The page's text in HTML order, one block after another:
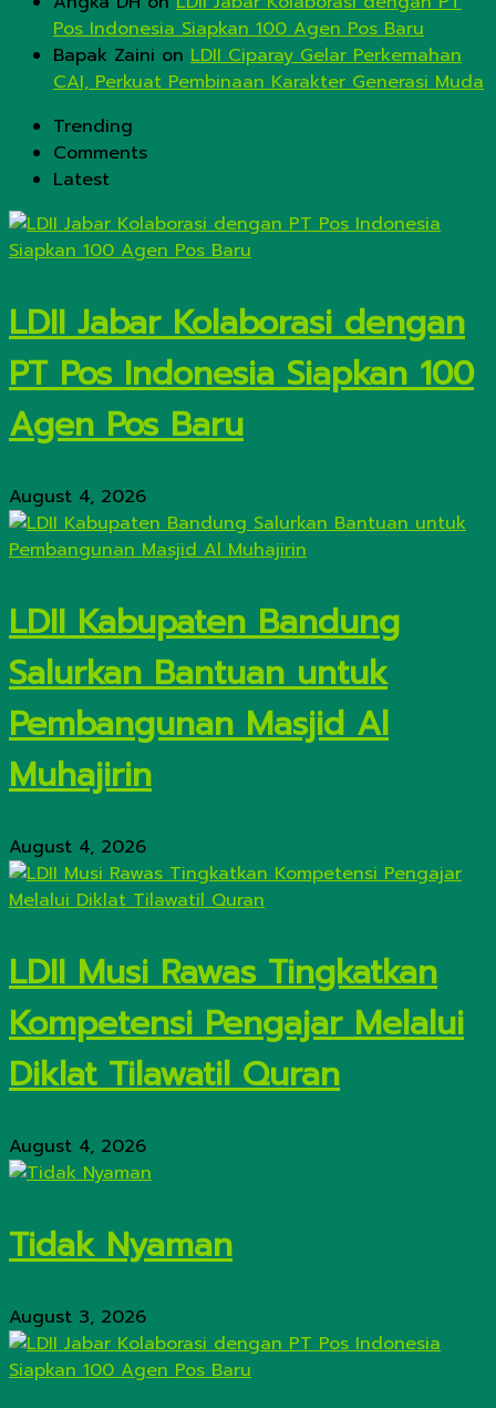
Pos Indonesia Siapkan 100 Agen Pos Baru
Bapak Zaini on LDII Ciparay Gelar Perkemahan
CAI, Perkuat Pembinaan Karakter Generasi Muda
Trending
Comments
Latest
LDII Jabar Kolaborasi dengan
PT Pos Indonesia Siapkan 100
Agen Pos Baru
August 4, 2026
LDII Kabupaten Bandung
Salurkan Bantuan untuk
Pembangunan Masjid Al
Muhajirin
August 4, 2026
LDII Musi Rawas Tingkatkan
Kompetensi Pengajar Melalui
Diklat Tilawatil Quran
August 4, 2026
Tidak Nyaman
August 3, 2026